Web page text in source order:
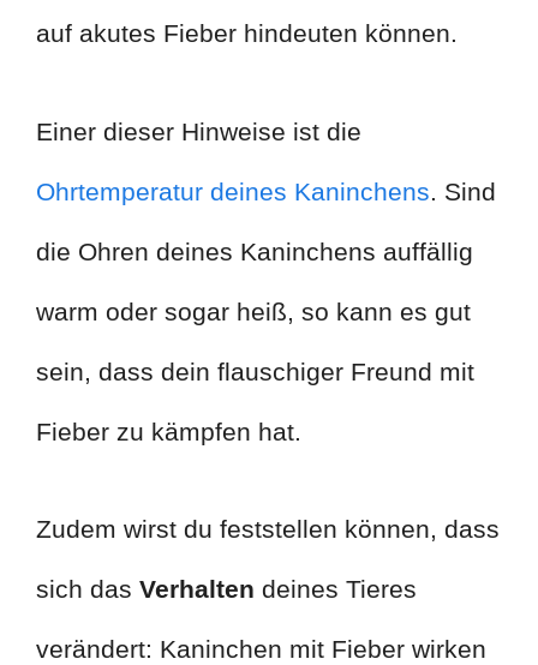
auf akutes Fieber hindeuten können.
Einer dieser Hinweise ist die
Ohrtemperatur deines Kaninchens. Sind
die Ohren deines Kaninchens auffällig
warm oder sogar heiß, so kann es gut
sein, dass dein flauschiger Freund mit
Fieber zu kämpfen hat.
Zudem wirst du feststellen können, dass
sich das Verhalten deines Tieres
verändert: Kaninchen mit Fieber wirken